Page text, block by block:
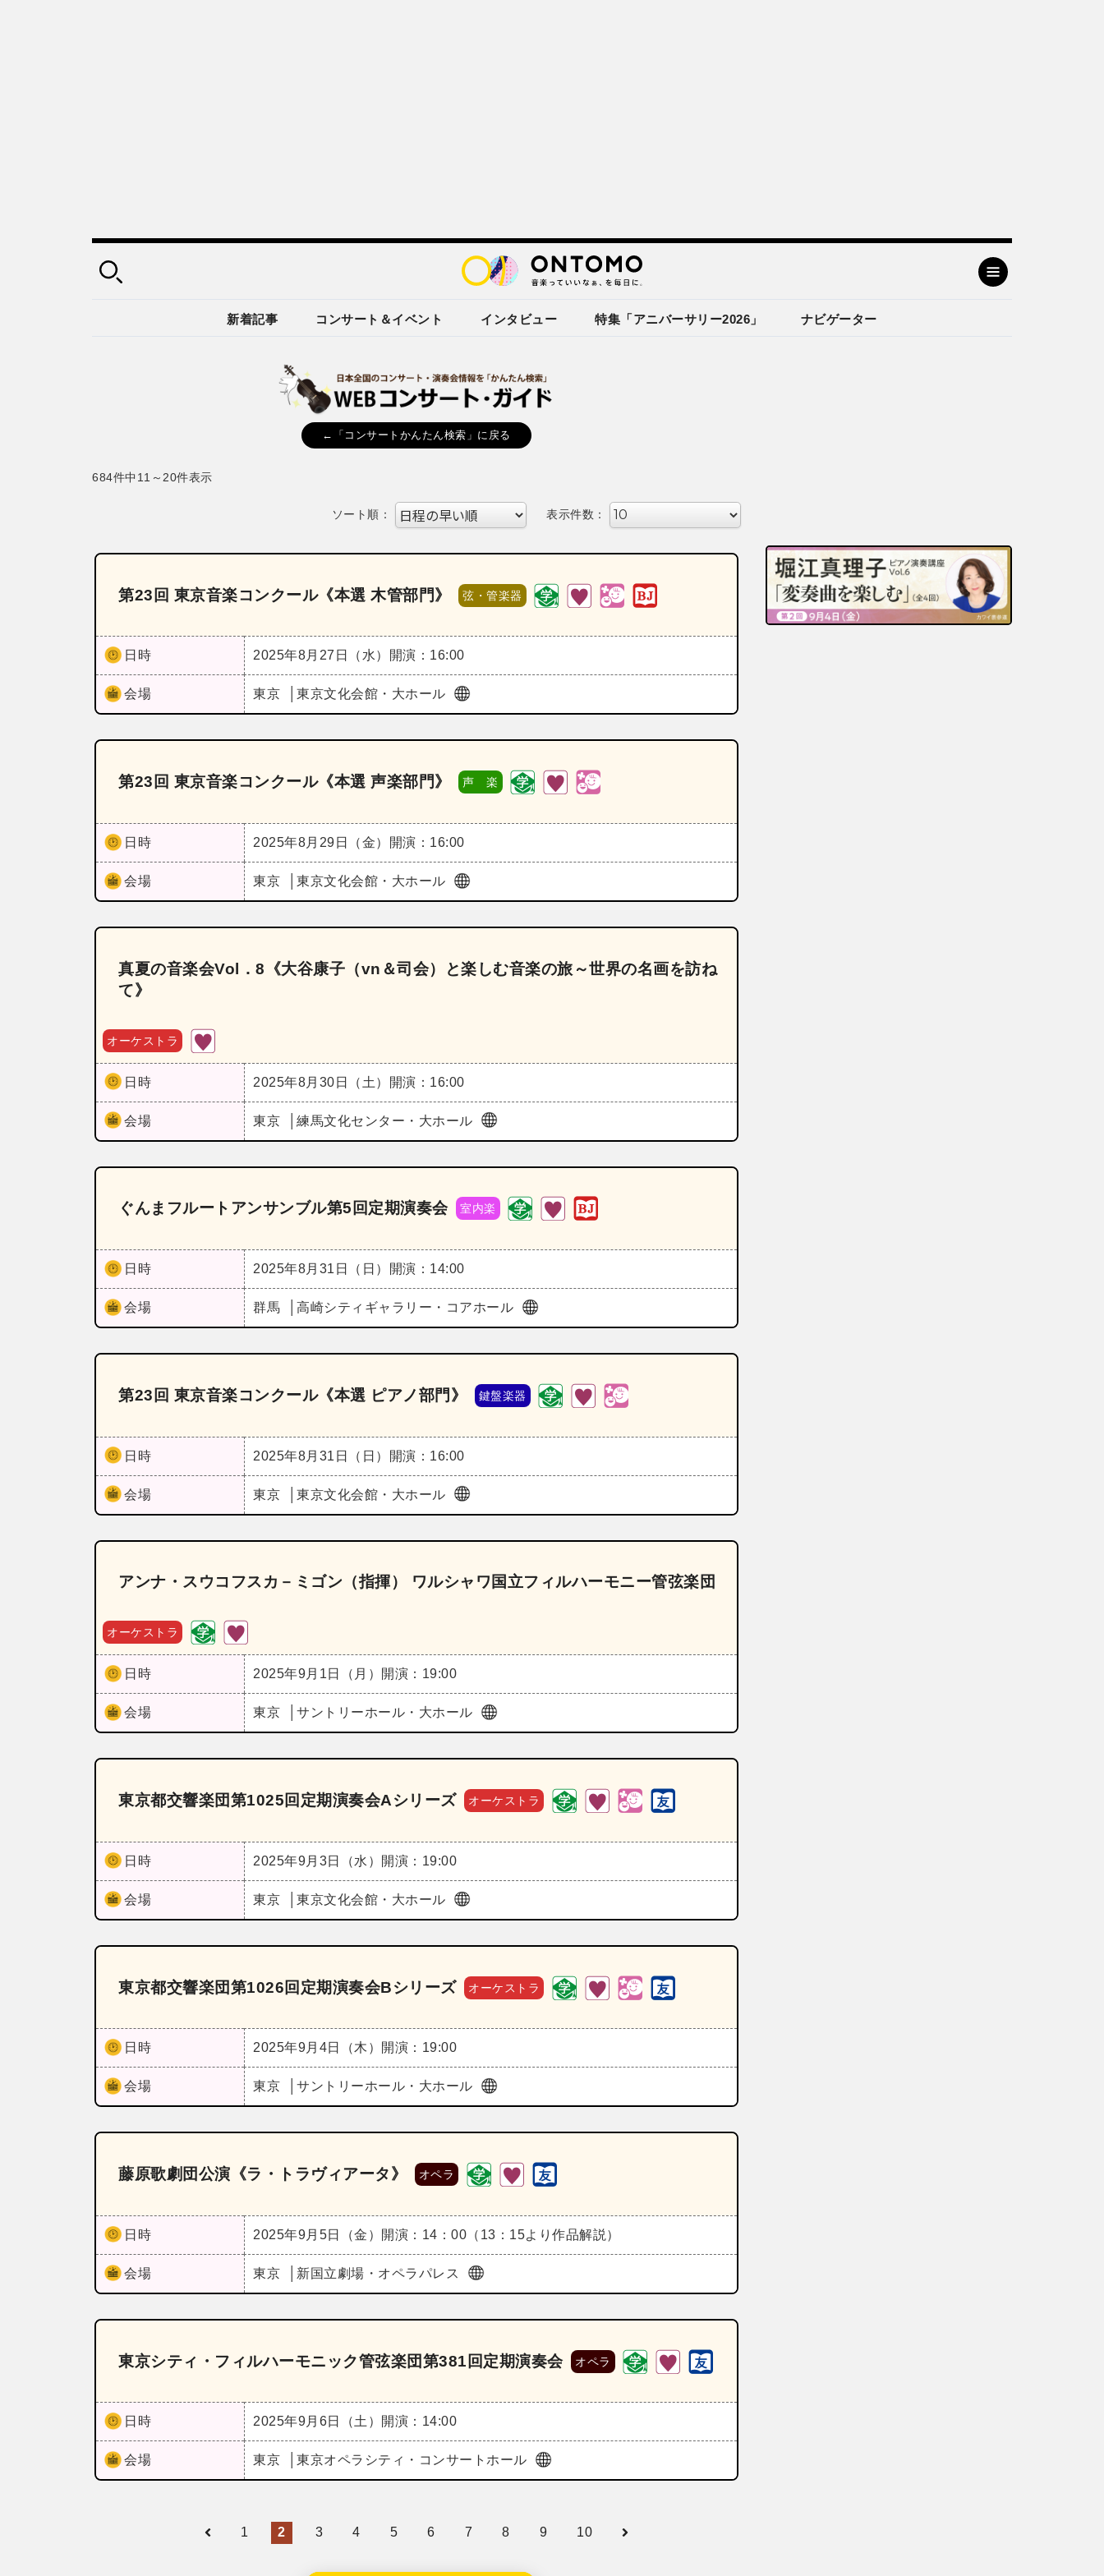
新着記事 コンサート＆イベント インタビュー 特集「アニバーサリー2026」 ナビゲーター
←「コンサートかんたん検索」に戻る
684件中11～20件表示
ソート順： 表示件数：
第23回 東京音楽コンクール《本選 木管部門》 弦・管楽器
日時 2025年8月27日（水） 開演：16:00
会場 東京 東京文化会館・大ホール
第23回 東京音楽コンクール《本選 声楽部門》 声 楽
日時 2025年8月29日（金） 開演：16:00
会場 東京 東京文化会館・大ホール
真夏の音楽会Vol．8《大谷康子（vn＆司会）と楽しむ音楽の旅～世界の名画を訪ね
て》
オーケストラ
日時 2025年8月30日（土） 開演：16:00
会場 東京 練馬文化センター・大ホール
ぐんまフルートアンサンブル第5回定期演奏会 室内楽
日時 2025年8月31日（日） 開演：14:00
会場 群馬 高崎シティギャラリー・コアホール
第23回 東京音楽コンクール《本選 ピアノ部門》 鍵盤楽器
日時 2025年8月31日（日） 開演：16:00
会場 東京 東京文化会館・大ホール
アンナ・スウコフスカ－ミゴン（指揮） ワルシャワ国立フィルハーモニー管弦楽団
オーケストラ
日時 2025年9月1日（月） 開演：19:00
会場 東京 サントリーホール・大ホール
東京都交響楽団第1025回定期演奏会Aシリーズ オーケストラ
日時 2025年9月3日（水） 開演：19:00
会場 東京 東京文化会館・大ホール
東京都交響楽団第1026回定期演奏会Bシリーズ オーケストラ
日時 2025年9月4日（木） 開演：19:00
会場 東京 サントリーホール・大ホール
藤原歌劇団公演《ラ・トラヴィアータ》 オペラ
日時 2025年9月5日（金） 開演：14：00（13：15より作品解説）
会場 東京 新国立劇場・オペラパレス
東京シティ・フィルハーモニック管弦楽団第381回定期演奏会 オペラ
日時 2025年9月6日（土） 開演：14:00
会場 東京 東京オペラシティ・コンサートホール
1 2 3 4 5 6 7 8 9 10